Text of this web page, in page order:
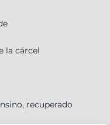
la cárcel
recuperado